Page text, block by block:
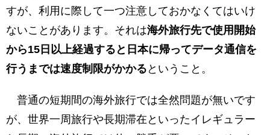
すが、利用に際して一つ注意しておかなくてはいけ
ないことがあります。それは海外旅行先で使用開始
から15日以上経過すると日本に帰ってデータ通信を
行うまでは速度制限がかかる ということ。
普通の短期間の海外旅行では全然問題が無いです
が、世界一周旅行や長期滞在といったイレギュラー